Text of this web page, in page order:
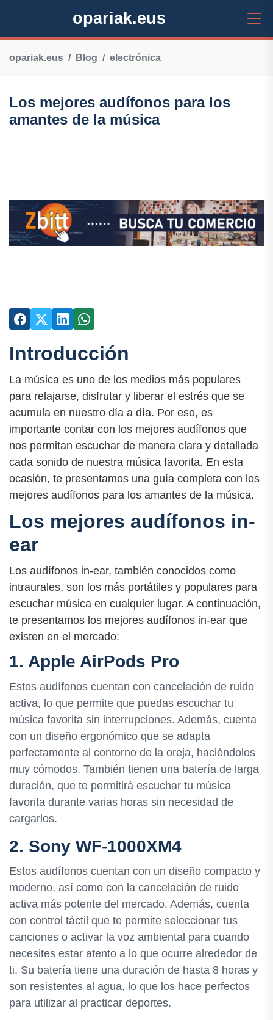
opariak.eus
opariak.eus Blog electrónica
Los mejores audífonos para los
amantes de la música
Introducción
La música es uno de los medios más populares
para relajarse, disfrutar y liberar el estrés que se
acumula en nuestro día a día. Por eso, es
importante contar con los mejores audífonos que
nos permitan escuchar de manera clara y detallada
cada sonido de nuestra música favorita. En esta
ocasión, te presentamos una guía completa con los
mejores audífonos para los amantes de la música.
Los mejores audífonos in-
ear
Los audífonos in-ear, también conocidos como
intraurales, son los más portátiles y populares para
escuchar música en cualquier lugar. A continuación,
te presentamos los mejores audífonos in-ear que
existen en el mercado:
1. Apple AirPods Pro
Estos audífonos cuentan con cancelación de ruido
activa, lo que permite que puedas escuchar tu
música favorita sin interrupciones. Además, cuenta
con un diseño ergonómico que se adapta
perfectamente al contorno de la oreja, haciéndolos
muy cómodos. También tienen una batería de larga
duración, que te permitirá escuchar tu música
favorita durante varias horas sin necesidad de
cargarlos.
2. Sony WF-1000XM4
Estos audífonos cuentan con un diseño compacto y
moderno, así como con la cancelación de ruido
activa más potente del mercado. Además, cuenta
con control táctil que te permite seleccionar tus
canciones o activar la voz ambiental para cuando
necesites estar atento a lo que ocurre alrededor de
ti. Su batería tiene una duración de hasta 8 horas y
son resistentes al agua, lo que los hace perfectos
para utilizar al practicar deportes.